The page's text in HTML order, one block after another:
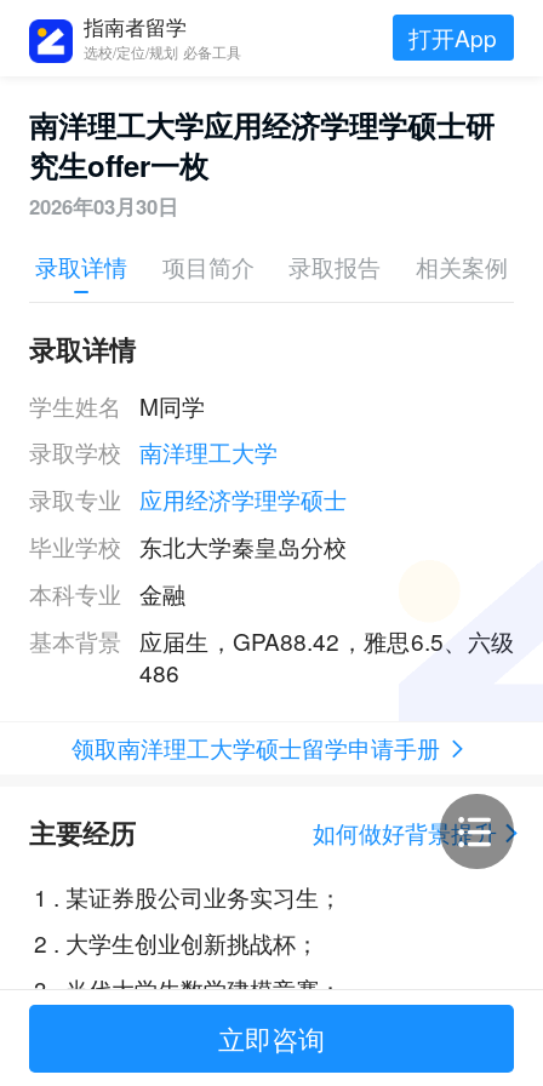
指南者留学
选校/定位/规划 必备工具 打开App
南洋理工大学应用经济学理学硕士研
究生offer一枚
2026年03月30日
录取详情 项目简介 录取报告 相关案例
录取详情
学生姓名
M同学
录取学校 南洋理工大学
录取专业
应用经济学理学硕士
毕业学校
东北大学秦皇岛分校
本科专业 金融
基本背景
应届生，GPA88.42，雅思6.5、六级
486
领取南洋理工大学硕士留学申请手册
主要经历
如何做好背景提升
1 . 某证券股公司业务实习生；
2 . 大学生创业创新挑战杯；
3.当代大学生数学建模竞赛；
数学建模大赛；立即咨询